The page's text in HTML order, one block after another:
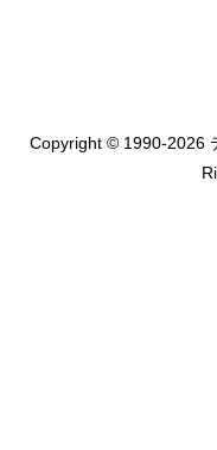
Copyright © 1990-2026